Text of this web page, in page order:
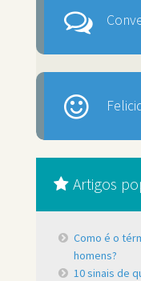
Artigos
Como é o
homens?
10 sinais de